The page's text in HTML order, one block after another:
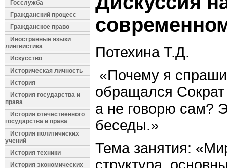
Госслужба
Гражданский процесс
Гражданское право
Иностранные языки
лингвистика
Искусство
Историческая личность
История
История государства и
права
История отечественного
государства и права
История политичиских
учений
История техники
История экономических
Потехина Т.Д.
«Почему я
обращался
а не говорю сам?
беседы.»
Тема занятия: